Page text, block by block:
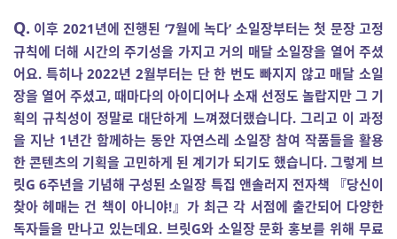
Q. 이후 2021년에 진행된 ‘7월에 녹다’ 소일장부터는 첫 문장 고정
규칙에 더해 시간의 주기성을 가지고 거의 매달 소일장을 열어 주셨
어요. 특히나 2022년 2월부터는 단 한 번도 빠지지 않고 매달 소일
장을 열어 주셨고, 때마다의 아이디어나 소재 선정도 놀랍지만 그 기
획의 규칙성이 정말로 대단하게 느껴졌더랬습니다. 그리고 이 과정
을 지난 1년간 함께하는 동안 자연스레 소일장 참여 작품들을 활용
한 콘텐츠의 기획을 고민하게 된 계기가 되기도 했습니다. 그렇게 브
릿G 6주년을 기념해 구성된 소일장 특집 앤솔러지 전자책 『당신이
찾아 헤매는 건 책이 아니야!』가 최근 각 서점에 출간되어 다양한
독자들을 만나고 있는데요. 브릿G와 소일장 문화 홍보를 위해 무료